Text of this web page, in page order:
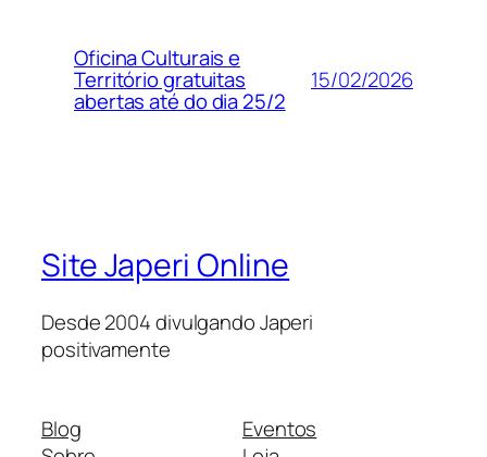
Oficina Culturais e
Território gratuitas
abertas até do dia 25/2
15/02/2026
Site Japeri Online
Desde 2004 divulgando Japeri
positivamente
Blog
Eventos